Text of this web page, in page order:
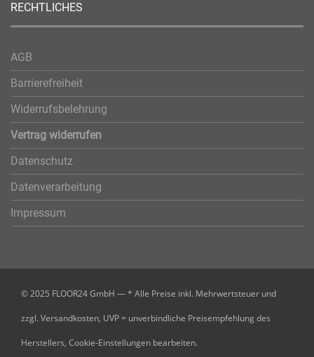
RECHTLICHES
AGB
Barrierefreiheit
Widerrufsbelehrung
Vertrag widerrufen
Datenschutz
Datenverarbeitung
Impressum
© 2025 FLOOR24 GmbH — * Alle Preise inkl. Mehrwertsteuer und
zzgl. Versandkosten, UVP = unverbindliche Preisempfehlung des
Herstellers, Cookie-Einstellungen bearbeiten.